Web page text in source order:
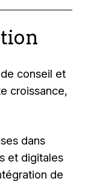
conseil et
croissance,
dans
et digitales
de